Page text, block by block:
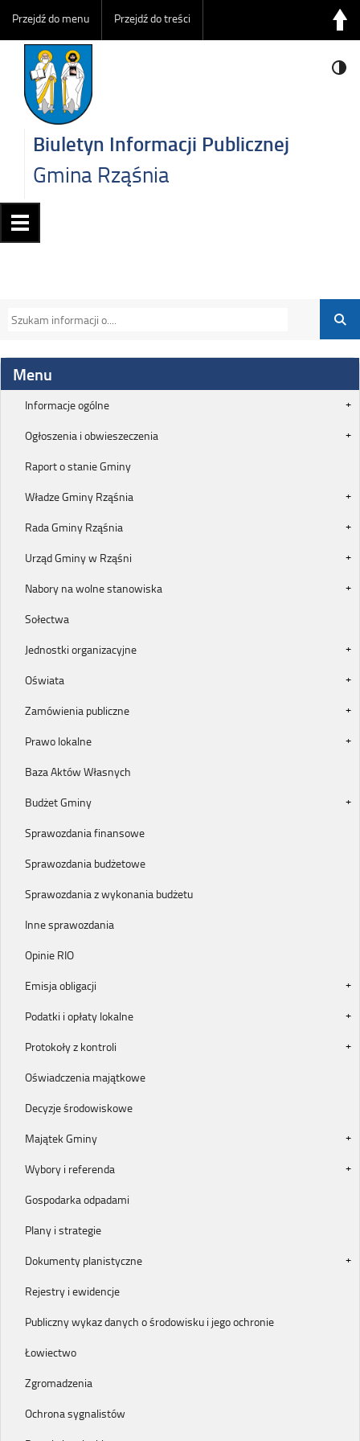
Przejdź do menu Przejdź do treści
Biuletyn Informacji Publicznej
Gmina Rząśnia
Menu
Informacje ogólne
Ogłoszenia i obwieszeczenia
Raport o stanie Gminy
Władze Gminy Rząśnia
Rada Gminy Rząśnia
Urząd Gminy w Rząśni
Nabory na wolne stanowiska
Sołectwa
Jednostki organizacyjne
Oświata
Zamówienia publiczne
Prawo lokalne
Baza Aktów Własnych
Budżet Gminy
Sprawozdania finansowe
Sprawozdania budżetowe
Sprawozdania z wykonania budżetu
Inne sprawozdania
Opinie RIO
Emisja obligacji
Podatki i opłaty lokalne
Protokoły z kontroli
Oświadczenia majątkowe
Decyzje środowiskowe
Majątek Gminy
Wybory i referenda
Gospodarka odpadami
Plany i strategie
Dokumenty planistyczne
Rejestry i ewidencje
Publiczny wykaz danych o środowisku i jego ochronie
Łowiectwo
Zgromadzenia
Ochrona sygnalistów